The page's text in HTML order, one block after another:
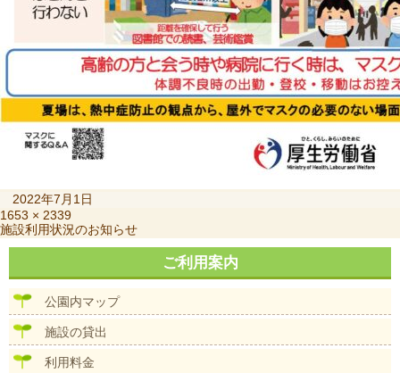
稿
日:
2022年7月1日
フ
ル
サ
ズ
1653 × 2339
投
稿
ビ
施設利用状況のお知らせ
ご利用案内
公園内マップ
施設の貸出
利用料金